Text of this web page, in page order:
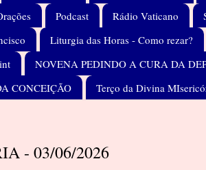
Podcast Rádio Vaticano
Liturgia das Horas - Como rezar?
NOVENA PEDINDO A CURA DA
CONCEIÇÃO
Terço da Divina
- 03/06/2026